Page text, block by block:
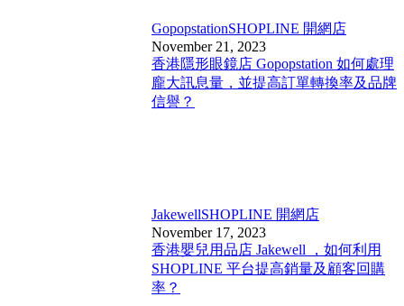
GopopstationSHOPLINE 開網店
November 21, 2023
香港隱形眼鏡店 Gopopstation 如何處理
龐大訊息量，並提高訂單轉換率及品牌
信譽？
JakewellSHOPLINE 開網店
November 17, 2023
香港嬰兒用品店 Jakewell ，如何利用
SHOPLINE 平台提高銷量及顧客回購
率？